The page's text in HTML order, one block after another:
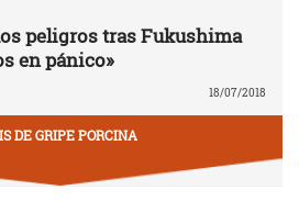
peligros tras Fukushima
en pánico»
18/07/2018
DE GRIPE PORCINA